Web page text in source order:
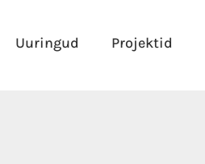
Uuringud Projektid